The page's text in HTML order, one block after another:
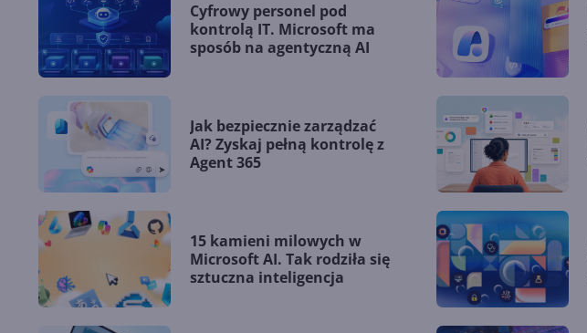
Cyfrowy personel pod
kontrolą IT. Microsoft ma
sposób na agentyczną AI
Jak bezpiecznie zarządzać
AI? Zyskaj pełną kontrolę z
Agent 365
15 kamieni milowych w
Microsoft AI. Tak rodziła się
sztuczna inteligencja